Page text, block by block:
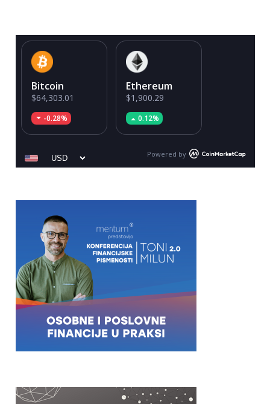
Bitcoin
$64,303.01
-0.28%
Ethereum
$1,900.29
0.12%
Powered by